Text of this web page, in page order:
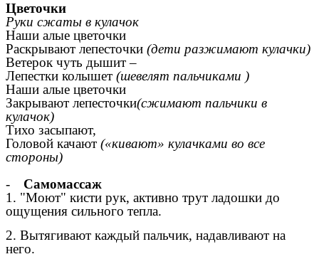
Цветочки
Руки сжаты в кулачок
Наши алые цветочки
Раскрывают лепесточки (дети разжимают кулачки)
Ветерок чуть дышит –
Лепестки колышет (шевелят пальчиками )
Наши алые цветочки
Закрывают лепесточки(сжимают пальчики в
кулачок)
Тихо засыпают,
Головой качают («кивают» кулачками во все
стороны)
-
Самомассаж
1. "Моют" кисти рук, активно трут ладошки до
ощущения сильного тепла.
2. Вытягивают каждый пальчик, надавливают на
него.